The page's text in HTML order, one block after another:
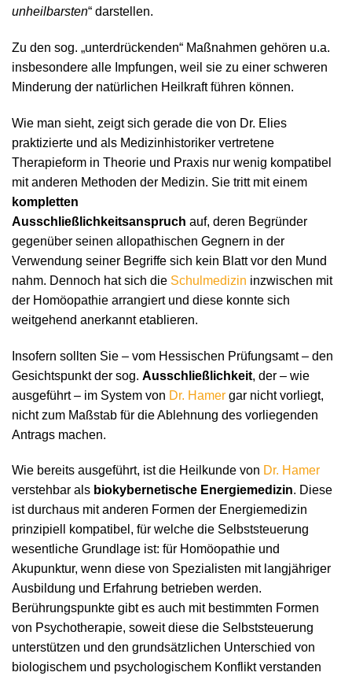
unheilbarsten“ darstellen.
Zu den sog. „unterdrückenden“ Maßnahmen gehören u.a.
insbesondere alle Impfungen, weil sie zu einer schweren
Minderung der natürlichen Heilkraft führen können.
Wie man sieht, zeigt sich gerade die von Dr. Elies
praktizierte und als Medizinhistoriker vertretene
Therapieform in Theorie und Praxis nur wenig kompatibel
mit anderen Methoden der Medizin. Sie tritt mit einem
kompletten
Ausschließlichkeitsanspruch auf, deren Begründer
gegenüber seinen allopathischen Gegnern in der
Verwendung seiner Begriffe sich kein Blatt vor den Mund
nahm. Dennoch hat sich die Schulmedizin inzwischen mit
der Homöopathie arrangiert und diese konnte sich
weitgehend anerkannt etablieren.
Insofern sollten Sie – vom Hessischen Prüfungsamt – den
Gesichtspunkt der sog. Ausschließlichkeit, der – wie
ausgeführt – im System von Dr. Hamer gar nicht vorliegt,
nicht zum Maßstab für die Ablehnung des vorliegenden
Antrags machen.
Wie bereits ausgeführt, ist die Heilkunde von Dr. Hamer
verstehbar als biokybernetische Energiemedizin. Diese
ist durchaus mit anderen Formen der Energiemedizin
prinzipiell kompatibel, für welche die Selbststeuerung
wesentliche Grundlage ist: für Homöopathie und
Akupunktur, wenn diese von Spezialisten mit langjähriger
Ausbildung und Erfahrung betrieben werden.
Berührungspunkte gibt es auch mit bestimmten Formen
von Psychotherapie, soweit diese die Selbststeuerung
unterstützen und den grundsätzlichen Unterschied von
biologischem und psychologischem Konflikt verstanden